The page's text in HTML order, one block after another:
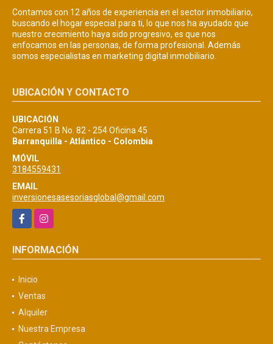
Contamos con 12 años de experiencia en el sector inmobiliario,
buscando el hogar especial para ti, lo que nos ha ayudado que
nuestro crecimiento haya sido progresivo, es que nos
enfocamos en las personas, de forma profesional. Además
somos especialistas en marketing digital inmobiliario.
UBICACIÓN Y CONTACTO
UBICACIÓN
Carrera 51 B No. 82 - 254 Oficina 45
Barranquilla - Atlántico - Colombia
MÓVIL
3184559431
EMAIL
inversionesasesoriasglobal@gmail.com
FacebookInstagram
INFORMACIÓN
Inicio
Ventas
Alquiler
Nuestra Empresa